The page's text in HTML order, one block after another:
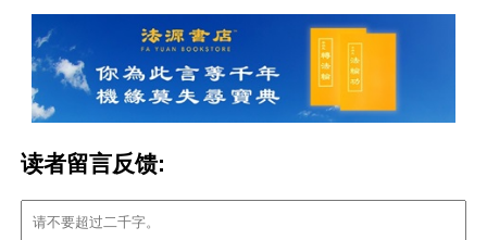
读者留言反馈: